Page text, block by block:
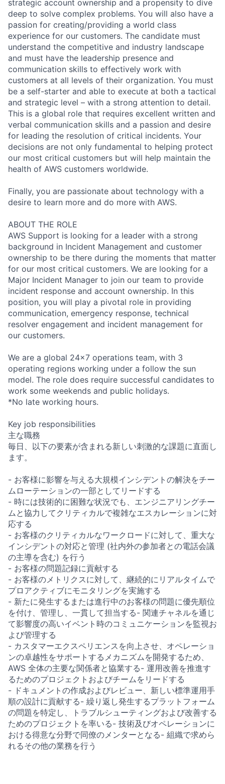
strategic account ownership and a propensity to dive
deep to solve complex problems. You will also have a
passion for creating/providing a world class
experience for our customers. The candidate must
understand the competitive and industry landscape
and must have the leadership presence and
communication skills to effectively work with
customers at all levels of their organization. You must
be a self-starter and able to execute at both a tactical
and strategic level – with a strong attention to detail.
This is a global role that requires excellent written and
verbal communication skills and a passion and desire
for leading the resolution of critical incidents. Your
decisions are not only fundamental to helping protect
our most critical customers but will help maintain the
health of AWS customers worldwide.
Finally, you are passionate about technology with a
desire to learn more and do more with AWS.
ABOUT THE ROLE
AWS Support is looking for a leader with a strong
background in Incident Management and customer
ownership to be there during the moments that matter
for our most critical customers. We are looking for a
Major Incident Manager to join our team to provide
incident response and account ownership. In this
position, you will play a pivotal role in providing
communication, emergency response, technical
resolver engagement and incident management for
our customers.
We are a global 24x7 operations team, with 3
operating regions working under a follow the sun
model. The role does require successful candidates to
work some weekends and public holidays.
*No late working hours.
Key job responsibilities
主な職務
毎日、以下の要素が含まれる新しい刺激的な課題に直面し
ます。
- お客様に影響を与える大規模インシデントの解決をチー
ムローテーションの一部としてリードする
- 時には技術的に困難な状況でも、エンジニアリングチー
ムと協力してクリティカルで複雑なエスカレーションに対
応する
- お客様のクリティカルなワークロードに対して、重大な
インシデントの対応と管理 (社内外の参加者との電話会議
の主導を含む) を行う
- お客様の問題記録に貢献する
- お客様のメトリクスに対して、継続的にリアルタイムで
プロアクティブにモニタリングを実施する
- 新たに発生するまたは進行中のお客様の問題に優先順位
を付け、管理し、一貫して担当する- 関連チャネルを通じ
て影響度の高いイベント時のコミュニケーションを監視お
よび管理する
- カスタマーエクスペリエンスを向上させ、オペレーショ
ンの卓越性をサポートするメカニズムを開発するため、
AWS 全体の主要な関係者と協業する- 運用改善を推進す
るためのプロジェクトおよびチームをリードする
- ドキュメントの作成およびレビュー、新しい標準運用手
順の設計に貢献する- 繰り返し発生するプラットフォーム
の問題を特定し、トラブルシューティングおよび改善する
ためのプロジェクトを率いる- 技術及びオペレーションに
おける得意な分野で同僚のメンターとなる- 組織で求めら
れるその他の業務を行う